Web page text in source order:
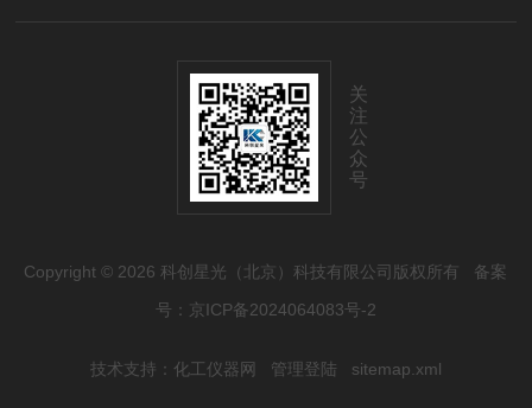
关
注
公
众
号
Copyright © 2026 科创星光（北京）科技有限公司版权所有 备案
号：京ICP备2024064083号-2
技术支持： 化工仪器网 管理登陆 sitemap.xml